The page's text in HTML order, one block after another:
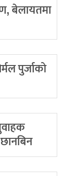
बेलायतमा
पुर्जाको